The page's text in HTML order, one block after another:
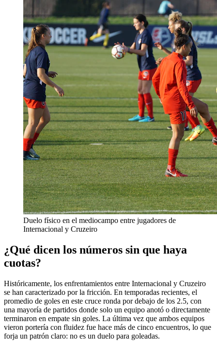
Duelo físico en el mediocampo entre jugadores de
Internacional y Cruzeiro
¿Qué dicen los números sin que haya
cuotas?
Históricamente, los enfrentamientos entre Internacional y Cruzeiro
se han caracterizado por la fricción. En temporadas recientes, el
promedio de goles en este cruce ronda por debajo de los 2.5, con
una mayoría de partidos donde solo un equipo anotó o directamente
terminaron en empate sin goles. La última vez que ambos equipos
vieron portería con fluidez fue hace más de cinco encuentros, lo que
forja un patrón claro: no es un duelo para goleadas.